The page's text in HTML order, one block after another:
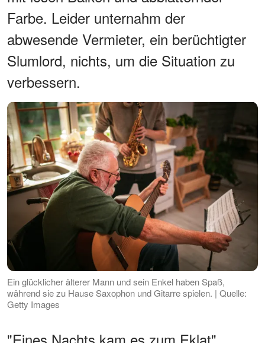
Farbe. Leider unternahm der
abwesende Vermieter, ein berüchtigter
Slumlord, nichts, um die Situation zu
verbessern.
Ein glücklicher älterer Mann und sein Enkel haben Spaß,
während sie zu Hause Saxophon und Gitarre spielen. | Quelle:
Getty Images